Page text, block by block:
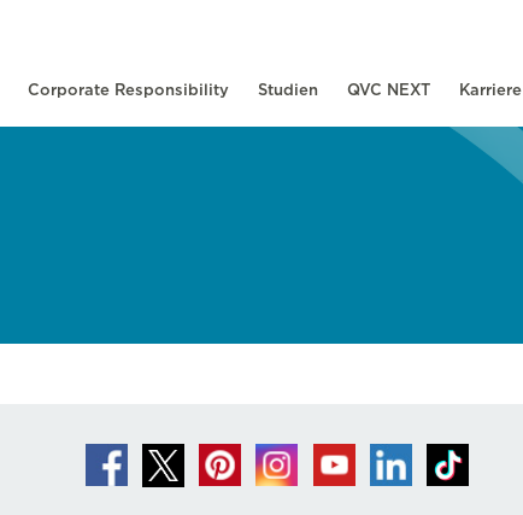
Corporate Responsibility Studien QVC NEXT Karriere